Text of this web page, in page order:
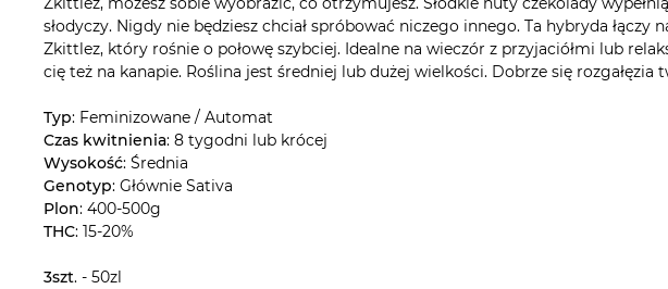
słodyczy. Nigdy nie będziesz chciał spróbować niczego innego. Ta hybryda
Zkittlez, który rośnie o połowę szybciej. Idealne na wieczór z przyjaciółmi lub
cię też na kanapie. Roślina jest średniej lub dużej wielkości. Dobrze się
Typ: Feminizowane / Automat
Czas kwitnienia: 8 tygodni lub krócej
Wysokość: Średnia
Genotyp: Głównie Sativa
Plon: 400-500g
THC: 15-20%
3szt. - 50zl